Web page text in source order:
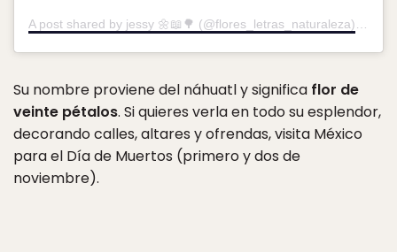
A post shared by jessy 🌼📖🌳 (@flores_letras_naturaleza)
on
Su nombre proviene del náhuatl y significa flor de
veinte pétalos. Si quieres verla en todo su esplendor,
decorando calles, altares y ofrendas, visita México
para el Día de Muertos (primero y dos de
noviembre).